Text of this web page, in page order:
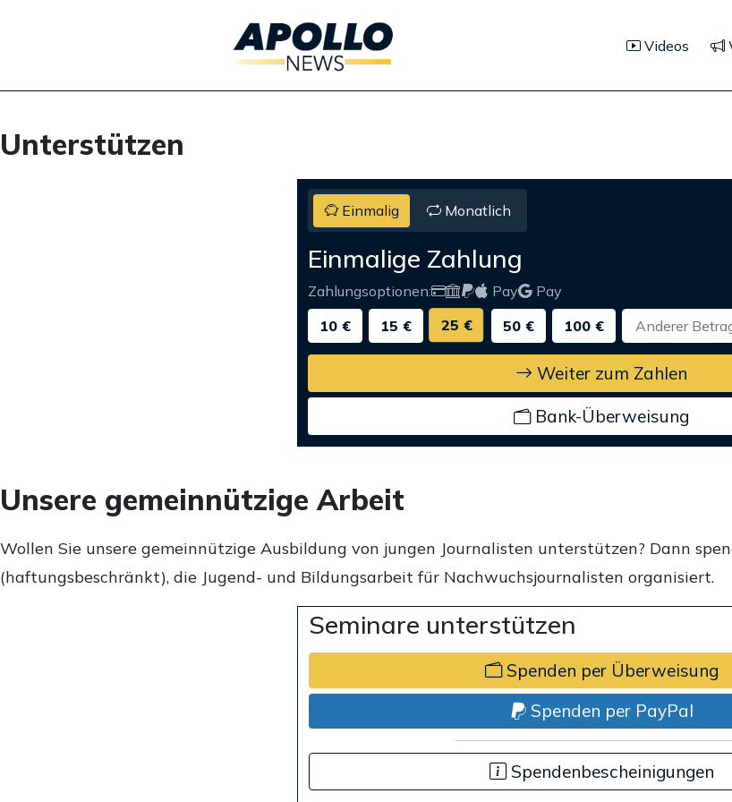
Videos
Unterstützen
Einmalig Monatlich
Einmalige Zahlung
Zahlungsoptionen: Pay
Pay
10 €
15 € 25 € 50 € 100 €
Weiter zum Zahlen
Bank-Überweisung
Unsere gemeinnützige Arbeit
Wollen Sie unsere gemeinnützige Ausbildung von jungen Journalisten unterstützen? Dann
(haftungsbeschränkt), die Jugend- und Bildungsarbeit für Nachwuchsjournalisten organisiert.
Seminare unterstützen
Spenden per Überweisung
Spenden per PayPal
Spendenbescheinigungen